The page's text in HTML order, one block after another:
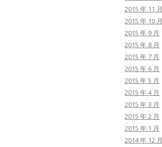
2015 年 11 月
2015 年 10 月
2015 年 9 月
2015 年 8 月
2015 年 7 月
2015 年 6 月
2015 年 5 月
2015 年 4 月
2015 年 3 月
2015 年 2 月
2015 年 1 月
2014 年 12 月